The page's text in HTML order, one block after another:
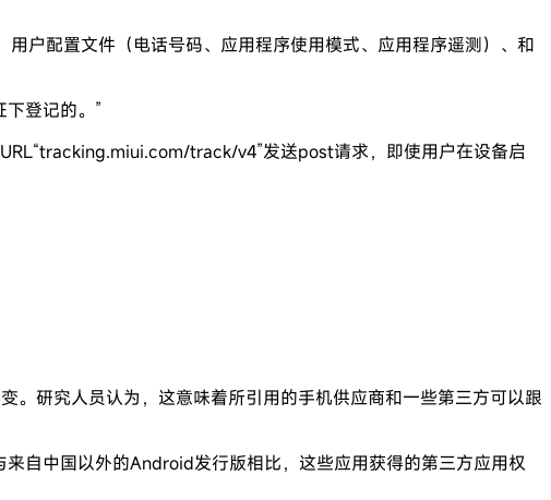
户配置文件（电话号码、应用程序使用模式、应用程序遥测）、和
登记的。”
track/v4”发送post请求，即使用户在设备启
。研究人员认为，这意味着所引用的手机供应商和一些第三方可以跟
自中国以外的Android发行版相比，这些应用获得的第三方应用权